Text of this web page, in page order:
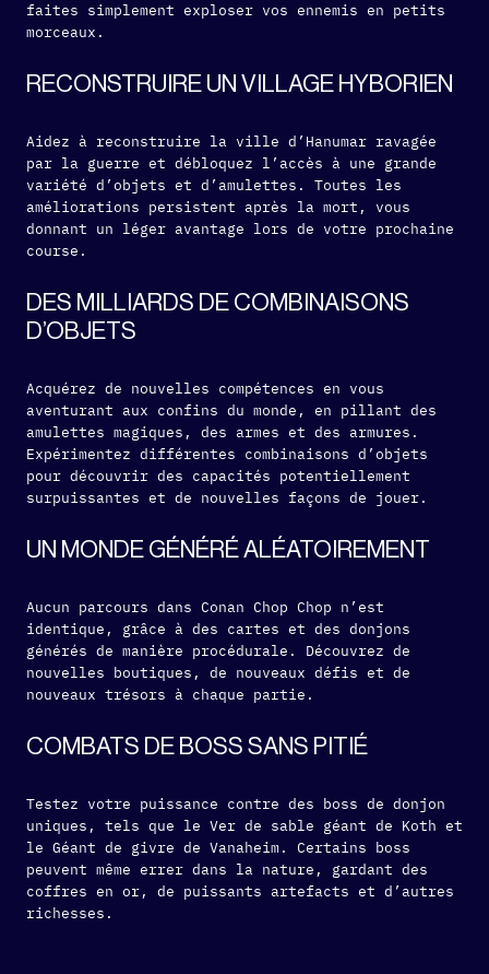
faites simplement exploser vos ennemis en petits
morceaux.
RECONSTRUIRE UN VILLAGE HYBORIEN
Aidez à reconstruire la ville d’Hanumar ravagée
par la guerre et débloquez l’accès à une grande
variété d’objets et d’amulettes. Toutes les
améliorations persistent après la mort, vous
donnant un léger avantage lors de votre prochaine
course.
DES MILLIARDS DE COMBINAISONS
D’OBJETS
Acquérez de nouvelles compétences en vous
aventurant aux confins du monde, en pillant des
amulettes magiques, des armes et des armures.
Expérimentez différentes combinaisons d’objets
pour découvrir des capacités potentiellement
surpuissantes et de nouvelles façons de jouer.
UN MONDE GÉNÉRÉ ALÉATOIREMENT
Aucun parcours dans Conan Chop Chop n’est
identique, grâce à des cartes et des donjons
générés de manière procédurale. Découvrez de
nouvelles boutiques, de nouveaux défis et de
nouveaux trésors à chaque partie.
COMBATS DE BOSS SANS PITIÉ
Testez votre puissance contre des boss de donjon
uniques, tels que le Ver de sable géant de Koth et
le Géant de givre de Vanaheim. Certains boss
peuvent même errer dans la nature, gardant des
coffres en or, de puissants artefacts et d’autres
richesses.